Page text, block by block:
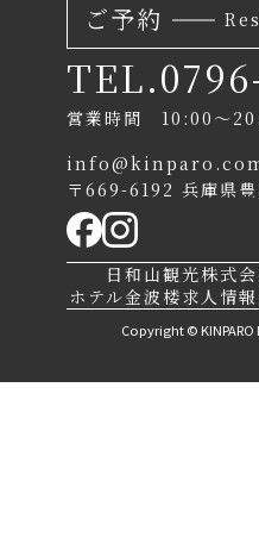
ご予約
営業時間 10:00〜
〒669-6192 兵庫県
日和山観光株式
ホテル金波楼求人情報
Copyright © KINPARO